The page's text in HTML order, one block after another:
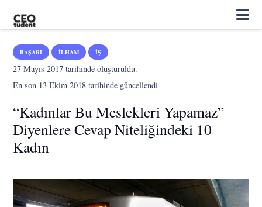
BAŞARI İLHAM İŞ
27 Mayıs 2017 tarihinde oluşturuldu.
En son 13 Ekim 2018 tarihinde güncellendi
“Kadınlar Bu Meslekleri Yapamaz”
Diyenlere Cevap Niteliğindeki 10
Kadın